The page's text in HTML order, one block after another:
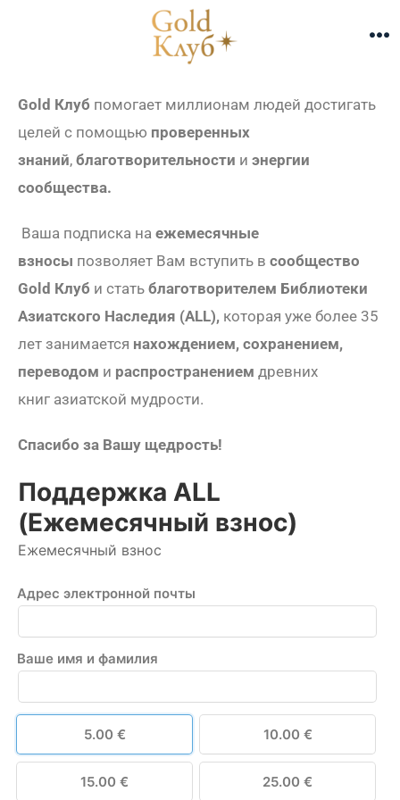
Gold Клуб помогает миллионам людей достигать
целей с помощью проверенных
знаний, благотворительности и энергии
сообщества.
Ваша подписка на ежемесячные
взносы позволяет Вам вступить в сообщество
Gold Клуб и стать благотворителем Библиотеки
Азиатского Наследия (ALL), которая уже более 35
лет занимается нахождением, сохранением,
переводом и распространением древних
книг азиатской мудрости.
Спасибо за Вашу щедрость!
Поддержка ALL
(Ежемесячный взнос)
Ежемесячный взнос
Адрес электронной почты
Ваше имя и фамилия
5.00 € 10.00 €
15.00 € 25.00 €